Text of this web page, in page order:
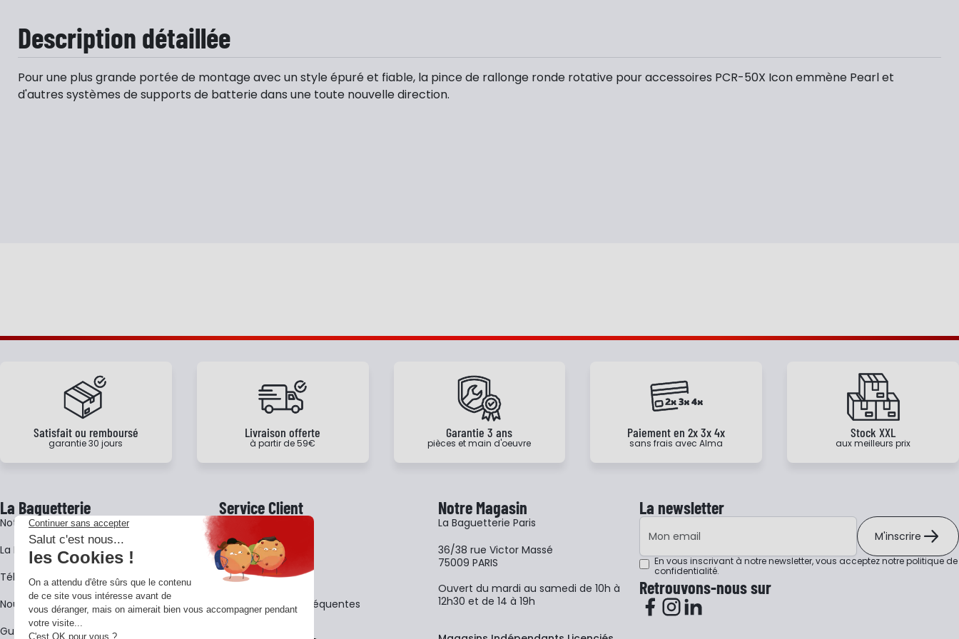
Description détaillée
Pour une plus grande portée de montage avec un style épuré et fiable, la pince de rallonge ronde rotative pour accessoires PCR-50X Icon emmène Pearl et
d'autres systèmes de supports de batterie dans une toute nouvelle direction.
Satisfait ou remboursé
garantie 30 jours
Livraison offerte
à partir de 59€
Garantie 3 ans
pièces et main d'oeuvre
Paiement en 2x 3x 4x
sans frais avec Alma
Stock XXL
aux meilleurs prix
La Baguetterie
Notre histoire
La BagShow
​Télécharger le catalogue
Nous contacter
Guides La Baguetterie
Service Client
Garantie 3 ans
CGV
FAQ - Questions Fréquentes
Notre Magasin
La Baguetterie Paris
36/38 rue Victor Massé
75009 PARIS
Ouvert du mardi au samedi de 10h à
12h30 et de 14 à 19h
La newsletter
Adresse e-mail
M'inscrire
En vous inscrivant à notre newsletter, vous acceptez notrepolitique de
confidentialité.
Retrouvons-nous sur